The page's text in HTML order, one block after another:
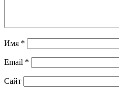
Имя *
Email *
Сайт